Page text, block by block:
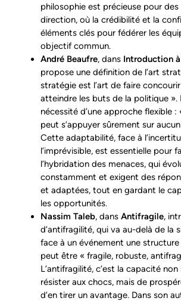
philosophie est précieuse pour
direction, où la crédibilité et la
éléments clés pour fédérer les
objectif commun.
André Beaufre, dans Introduction
propose une définition de l’art
stratégie est l’art de faire
atteindre les buts de la politique »​.
nécessité d’une approche flexible
peut s’appuyer sûrement sur
Cette adaptabilité, face à
l’imprévisible, est essentielle pour
l’hybridation des menaces, qui
constamment et exigent des
et adaptées, tout en gardant le
les opportunités.
Nassim Taleb, dans Antifragile,
d’antifragilité, qui va au-delà de la
face à un événement une
peut être « fragile, robuste,
L’antifragilité, c’est la capacité
résister aux chocs, mais de
d’en tirer un avantage. Dans son